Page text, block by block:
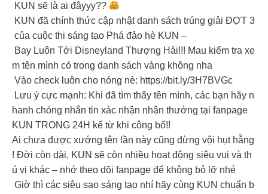
KUN sẽ là ai đâyyy??
KUN đã chính thức cập nhật danh sách trúng giải ĐỢT 3
của cuộc thi sáng tạo Phá đảo hè KUN –
Bay Luôn Tới Disneyland Thượng Hải!!! Mau kiểm tra xe
m tên mình có trong danh sách vàng không nha
Vào check luôn cho nóng nè: https://bit.ly/3H7BVGc
Lưu ý cực mạnh: Khi đã tìm thấy tên mình, các bạn hãy n
hanh chóng nhắn tin xác nhận nhận thưởng tại fanpage
KUN TRONG 24H kể từ khi công bố!!
Ai chưa được xướng tên lần này cũng đừng vội hụt hẫng
! Đời còn dài, KUN sẽ còn nhiều hoạt động siêu vui và th
ú vị khác – nhớ theo dõi fanpage để không bỏ lỡ nhé
️ Giờ thì các siêu sao sáng tạo nhí hãy cùng KUN chuẩn b